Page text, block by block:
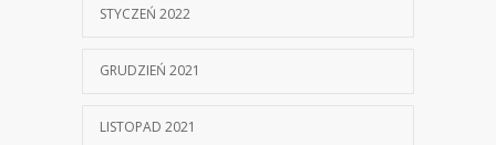
STYCZEŃ 2022
GRUDZIEŃ 2021
LISTOPAD 2021